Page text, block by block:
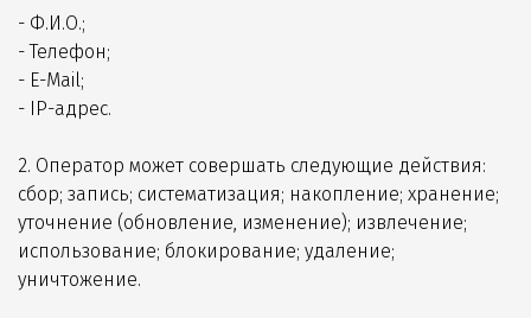
- Ф.И.О.;
- Телефон;
- E-Mail;
- IP-адрес.
2. Оператор может совершать следующие действия:
сбор; запись; систематизация; накопление; хранение;
уточнение (обновление, изменение); извлечение;
использование; блокирование; удаление;
уничтожение.